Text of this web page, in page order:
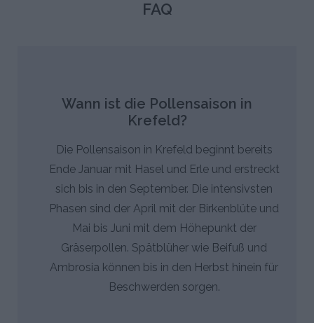
FAQ
Wann ist die Pollensaison in
Krefeld?
Die Pollensaison in Krefeld beginnt bereits
Ende Januar mit Hasel und Erle und erstreckt
sich bis in den September. Die intensivsten
Phasen sind der April mit der Birkenblüte und
Mai bis Juni mit dem Höhepunkt der
Gräserpollen. Spätblüher wie Beifuß und
Ambrosia können bis in den Herbst hinein für
Beschwerden sorgen.